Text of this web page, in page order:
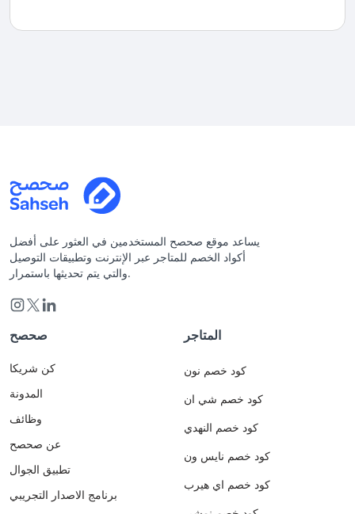
يساعد موقع صحصح المستخدمين في العثور على أفضل
أكواد الخصم للمتاجر عبر الإنترنت وتطبيقات التوصيل
والتي يتم تحديثها باستمرار.
صحصح
كن شريكا
المدونة
وظائف
عن صحصح
تطبيق الجوال
برنامج الاصدار التجريبي
المتاجر
كود خصم نون
كود خصم شي ان
كود خصم النهدي
كود خصم نايس ون
كود خصم اي هيرب